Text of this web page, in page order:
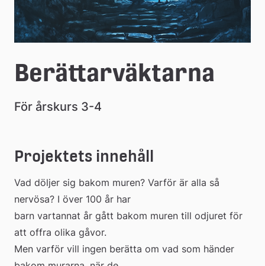
Berättarväktarna
För årskurs 3-4
Projektets innehåll
Vad döljer sig bakom muren? Varför är alla så
nervösa? I över 100 år har
barn vartannat år gått bakom muren till odjuret för
att offra olika gåvor.
Men varför vill ingen berätta om vad som händer